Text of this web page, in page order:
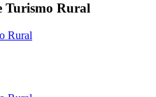
Turismo Rural
Rural